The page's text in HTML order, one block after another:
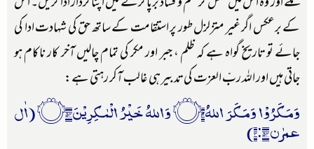
کے برعکس اگر غیر متزلزل طور پر استقامت کے ساتھ حق کی شہادت ادا کی
جائے تو تاریخ گواہ ہے کہ ظلم ، جبر اور مکر کی تمام چالیں آخر کار ناکام ہو
جاتی ہیں اور اللہ ربّ العزت کی تدبیر ہی غالب آکر رہتی ہے:
وَمَكَرُوْا وَمَكَرَ اللہُ۝۰ۭ وَاللہُ خَيْرُ الْمٰكِرِيْنَ۝۵۴ (اٰل
عمرٰن ۳:۵۴)